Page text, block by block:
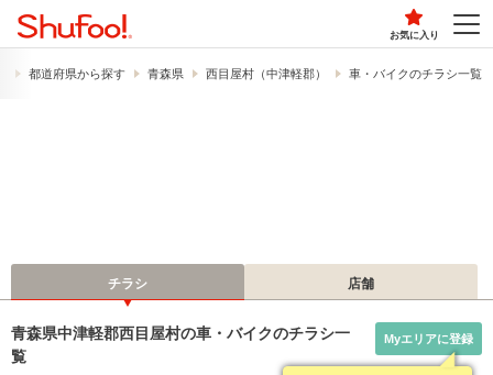
お気に入り
都道府県から探す 青森県 西目屋村（中津軽郡） 車・バイクのチラシ一覧
チラシ 店舗
青森県中津軽郡西目屋村の車・バイクのチラシ一
覧
Myエリアに登録